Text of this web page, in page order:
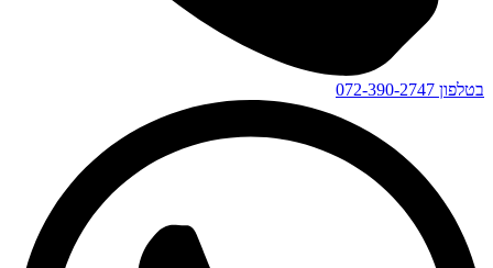
בטלפון 072-390-2747